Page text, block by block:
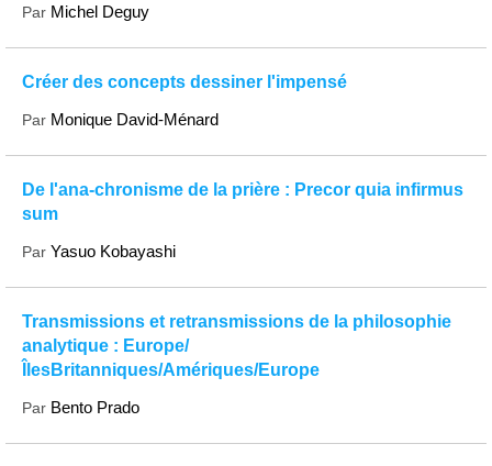
Par Michel Deguy
Créer des concepts dessiner l'impensé
Par Monique David-Ménard
De l'ana-chronisme de la prière : Precor quia infirmus
sum
Par Yasuo Kobayashi
Transmissions et retransmissions de la philosophie
analytique : Europe/
ÎlesBritanniques/Amériques/Europe
Par Bento Prado